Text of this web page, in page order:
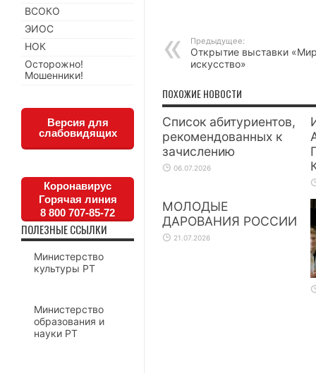
Предыдущее:
Открытие выставки
искусство»
ПОХОЖИЕ НОВОСТИ
Список абитуриентов,
рекомендованных к
зачислению
06.07.2026
МОЛОДЫЕ
ДАРОВАНИЯ РОССИИ
21.07.2026
ВСОКО
ЭИОС
НОК
Осторожно!
Мошенники!
Версия для
слабовидящих
Коронавирус
Горячая линия
8 800 707-85-72
ПОЛЕЗНЫЕ ССЫЛКИ
Министерство
культуры РТ
Министерство
образования и
науки РТ